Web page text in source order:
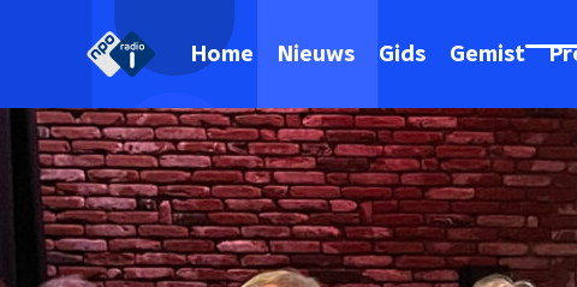
Home Nieuws Gids Gemist